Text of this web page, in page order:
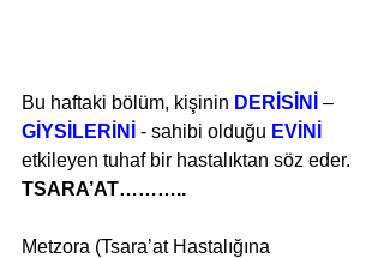
Bu haftaki bölüm, kişinin DERİSİNİ
–
GİYSİLERİNİ - sahibi olduğu EVİNİ
etkileyen tuhaf bir hastalıktan söz eder.
TSARA’AT………..
Metzora (Tsara’at Hastalığına